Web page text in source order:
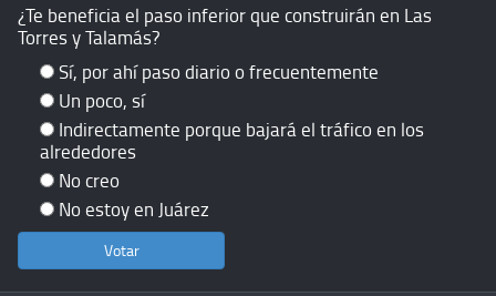
¿Te beneficia el paso inferior que construirán en Las
Torres y Talamás?
Sí, por ahí paso diario o frecuentemente
Un poco, sí
Indirectamente porque bajará el tráfico en los
alrededores
No creo
No estoy en Juárez